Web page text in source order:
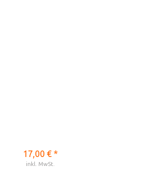
17,00 € *
inkl. MwSt.